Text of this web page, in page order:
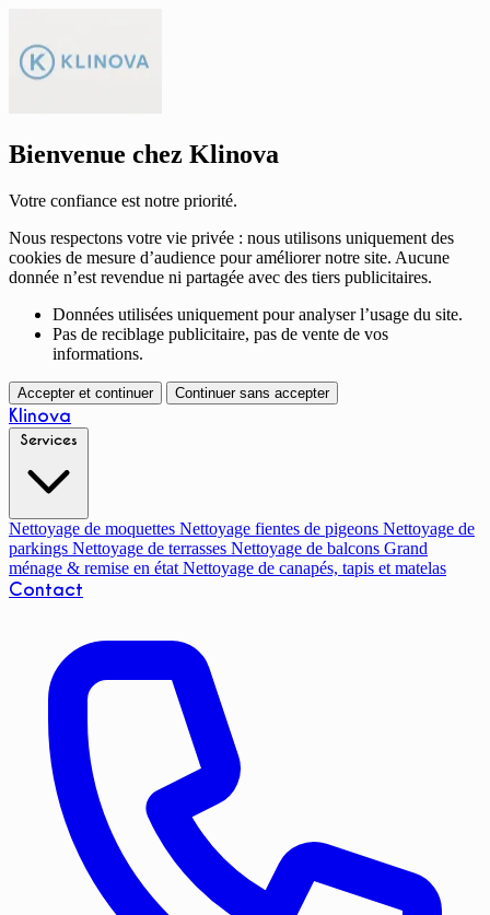
Bienvenue chez Klinova
Votre confiance est notre priorité.
Nous respectons votre vie privée : nous utilisons uniquement des
cookies de mesure d’audience pour améliorer notre site. Aucune
donnée n’est revendue ni partagée avec des tiers publicitaires.
Données utilisées uniquement pour analyser l’usage du site.
Pas de reciblage publicitaire, pas de vente de vos
informations.
Accepter et continuer Continuer sans accepter
Klinova
Nettoyage de moquettes Nettoyage fientes de pigeons Nettoyage de
parkings Nettoyage de terrasses Nettoyage de balcons Grand
ménage & remise en état Nettoyage de canapés, tapis et matelas
Contact